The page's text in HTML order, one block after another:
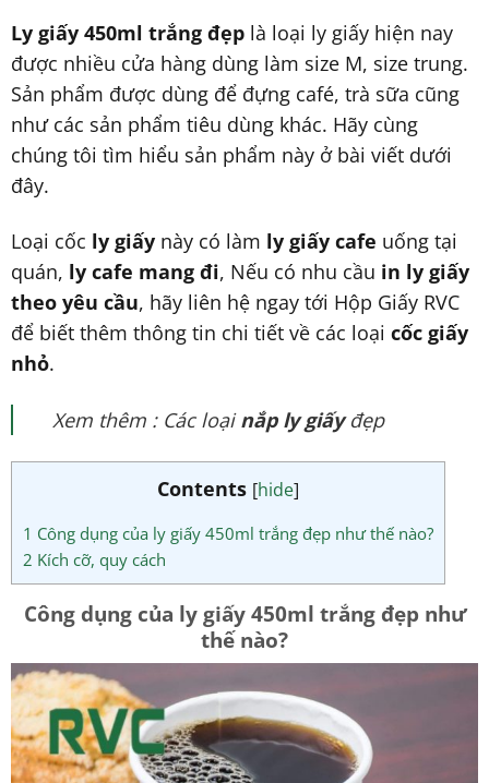
Ly giấy 450ml trắng đẹplà loại ly giấy hiện nay
được nhiều cửa hàng dùng làm size M, size trung.
Sản phẩm được dùng để đựng café, trà sữa cũng
như các sản phẩm tiêu dùng khác. Hãy cùng
chúng tôi tìm hiểu sản phẩm này ở bài viết dưới
đây.
Loại cốc ly giấynày có làm ly giấy cafe uống tại
quán, ly cafe mang đi, Nếu có nhu cầu in ly giấy
theo yêu cầu, hãy liên hệ ngay tới Hộp Giấy RVC
để biết thêm thông tin chi tiết về các loại cốc giấy
nhỏ.
Xem thêm : Các loạinắp ly giấyđẹp
Contents [hide]
1 Công dụng của ly giấy 450ml trắng đẹp như thế nào?
2 Kích cỡ, quy cách
Công dụng của ly giấy 450ml trắng đẹp như
thế nào?